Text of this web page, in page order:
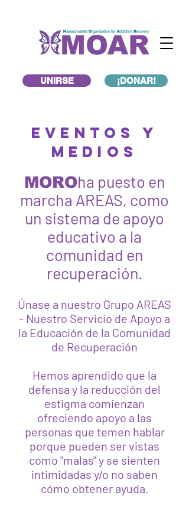
¡DONAR!
UNIRSE
eventos y
medios
MOROha puesto en
marcha AREAS, como
un sistema de apoyo
educativo a la
comunidad en
recuperación.
Únase a nuestro Grupo AREAS
- Nuestro Servicio de Apoyo a
la Educación de la Comunidad
de Recuperación
Hemos aprendido que la
defensa y la reducción del
estigma comienzan
ofreciendo apoyo a las
personas que temen hablar
porque pueden ser vistas
como "malas" y se sienten
intimidadas y/o no saben
cómo obtener ayuda.